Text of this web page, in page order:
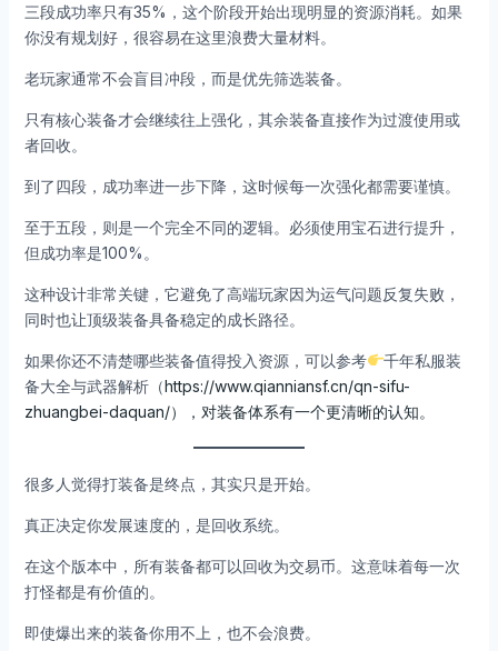
三段成功率只有35%，这个阶段开始出现明显的资源消耗。如果
你没有规划好，很容易在这里浪费大量材料。
老玩家通常不会盲目冲段，而是优先筛选装备。
只有核心装备才会继续往上强化，其余装备直接作为过渡使用或
者回收。
到了四段，成功率进一步下降，这时候每一次强化都需要谨慎。
至于五段，则是一个完全不同的逻辑。必须使用宝石进行提升，
但成功率是100%。
这种设计非常关键，它避免了高端玩家因为运气问题反复失败，
同时也让顶级装备具备稳定的成长路径。
如果你还不清楚哪些装备值得投入资源，可以参考
千年私服装
备大全与武器解析（https://www.qianniansf.cn/qn-sifu-
zhuangbei-daquan/），对装备体系有一个更清晰的认知。
很多人觉得打装备是终点，其实只是开始。
真正决定你发展速度的，是回收系统。
在这个版本中，所有装备都可以回收为交易币。这意味着每一次
打怪都是有价值的。
即使爆出来的装备你用不上，也不会浪费。